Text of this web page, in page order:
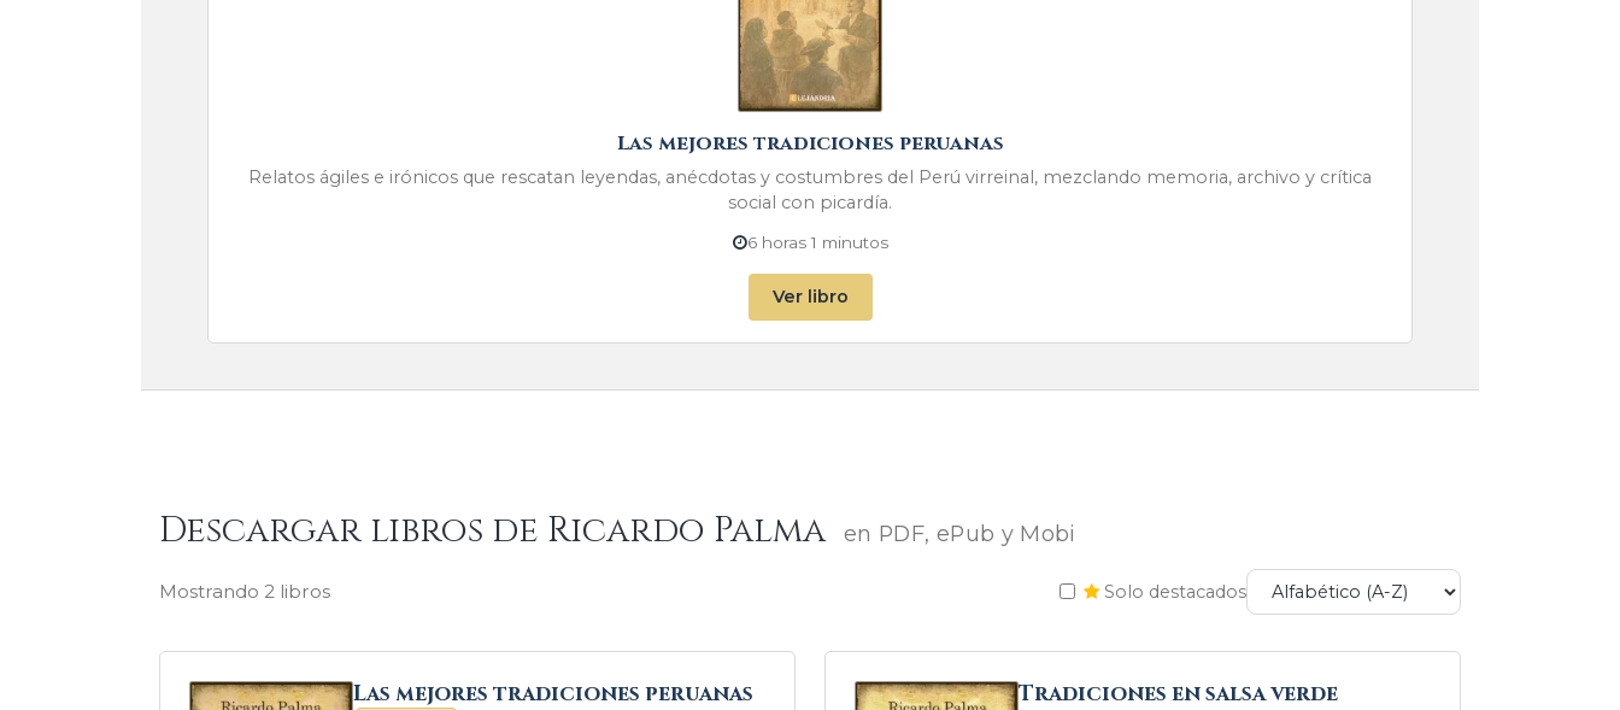
Las mejores tradiciones peruanas
Relatos ágiles e irónicos que rescatan leyendas, anécdotas y costumbres del Perú virreinal, mezclando memoria, archivo y crítica
social con picardía.
6 horas 1 minutos
Ver libro
Descargar libros de Ricardo Palma en PDF, ePub y Mobi
Mostrando 2 libros Solo destacados
Las mejores tradiciones peruanas Tradiciones en salsa verde